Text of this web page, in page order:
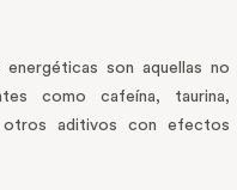
son aquellas no
como cafeína, taurina,
otros aditivos con efectos